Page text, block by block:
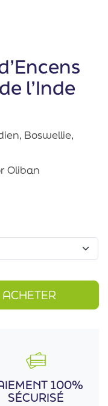
l’Inde
Boswellie,
Oliban
ACHETER
100%
SÉCURISÉ